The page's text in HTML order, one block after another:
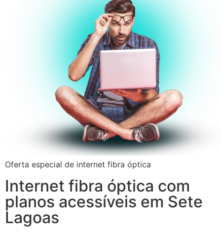
Oferta especial de internet fibra óptica
Internet fibra óptica com
planos acessíveis em Sete
Lagoas